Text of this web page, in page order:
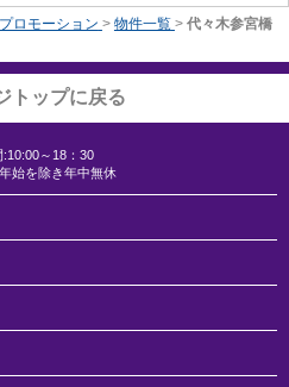
ロモーション > 物件一覧 > 代々木参宮橋
トップに戻る
:10:00～18：30
始を除き年中無休